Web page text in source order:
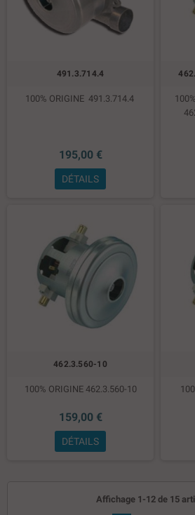
491.3.714.4
100% ORIGINE 491.3.714.4
195,00 €
DÉTAILS
462.3.560-10
100% ORIGINE 462.3.560-10
159,00 €
DÉTAILS
Affichage 1-12 de 15